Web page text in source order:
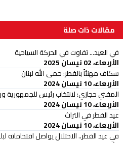
مقالات ذات صلة
في العيد... تفاوت في الحركة السياحية
الأربعاء، 02 نيسان 2025
سكاف مهنئاً بالفطر: حمى الله لبنان
الأربعاء، 10 نيسان 2024
المفتي حجازي: لانتخاب رئيس للجمهورية
الأربعاء، 10 نيسان 2024
عيد الفطر في التراث
الأربعاء، 10 نيسان 2024
في عيد الفطر.. الاحتلال يواصل اقتحاماته